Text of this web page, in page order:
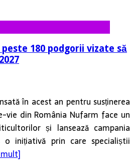
180 podgorii vizate să
în acest an pentru susținerea
din România Nufarm face un
și lansează campania
o inițiativă prin care specialiștii